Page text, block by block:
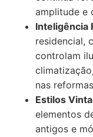
amplitude e
Inteligência
residencial,
controlam
nas
Estilos
elementos
antigos e